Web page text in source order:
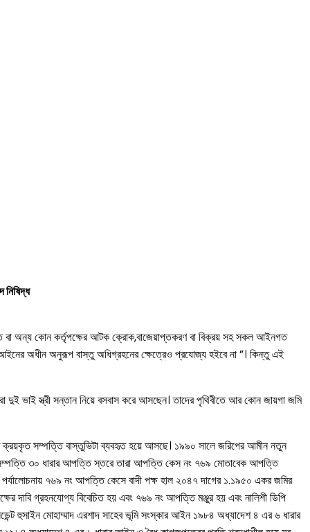
বা অন্য কোন কর্তৃপক্ষের আটক ক্রোক,বাজেয়াপ্তকরণ বা বিক্রয় সহ সকল আইনগত
অধীন অনুরূপ বাস্তু অধিগ্রহনের ক্ষেত্রেও প্রযোজ্য হইবে না ”। কিন্তু এই
ভাই স্ত্রী সন্তান নিয়ে বসবাস করে আসছেন। তাদের পৃথিবীতে আর কোন জায়গা জমি
সম্পত্তি বাস্তুভিটা ব্যবহৃত হয়ে আসছে। ১৯৯০ সালে জরিপের আমীন নতুন
৩০ ধারার আপত্তি স্তরে তারা আপত্তি কেস নং ৭৬৯ মোতাবেক আপত্তি
৭৬৯ নং আপত্তি কেসে বাদী পক্ষ হাল ২০৪৭ দাগের ১.১৯৫০ একর জমির
দাবি গ্রহনযোগ্য বিবেচিত হয় এবং ৭৬৯ নং আপত্তি মঞ্জুর হয় এবং নালিশী ডিপি
হুসাইন মোহাম্মাদ এরশাদ সাহেব ভূমি সংস্কার আইন ১৯৮৪ অধ্যাদেশ ৪ এর ৬ ধারার